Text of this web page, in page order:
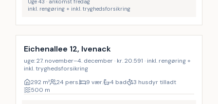
Uge 43 · ankomst fredag
inkl. rengøring + inkl. tryghedsforsikring
Inkl. rengøring
Eichenallee 12, Ivenack
uge: 27. november–4. december · kr. 20.591 · inkl. rengøring +
inkl. tryghedsforsikring
292 m² 24 pers. 9 vær. 4 bad
3 husdyr tilladt
500 m